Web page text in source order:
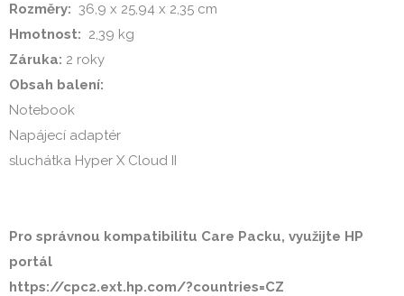
Rozměry:
Hmotnost:
Záruka:
Obsah balení:
Notebook
Napájecí adaptér
sluchátka Hyper X Cloud II
Pro správnou kompatibilitu Care Packu, využijte HP
portál
https://cpc2.ext.hp.com/?countries=CZ